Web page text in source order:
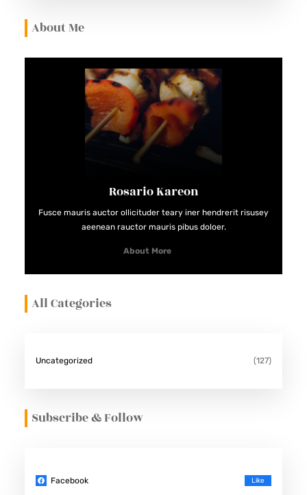
E
T
G
U
About Me
Rosario Kareon
Fusce mauris auctor ollicituder teary iner hendrerit risusey
aeenean rauctor mauris pibus doloer.
About More
All Categories
Uncategorized (127)
Subscribe & Follow
Facebook